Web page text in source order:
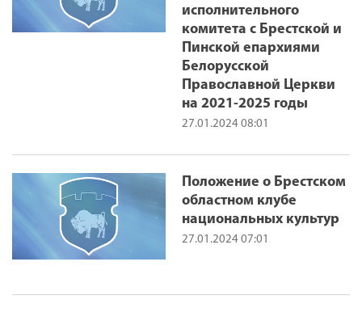
исполнительного
комитета с Брестской и
Пинской епархиями
Белорусской
Православной Церкви
на 2021-2025 годы
27.01.2024 08:01
Положение о Брестском
областном клубе
национальных культур
27.01.2024 07:01